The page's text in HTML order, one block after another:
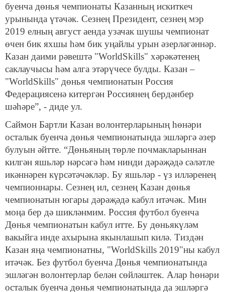
буенча дөнья чемпионаты Казанның искиткеч
урынында үтәчәк. Сезнең Президент, сезнең мэр
2019 елның август аенда узачак шушы чемпионат
өчен бик яхшы һәм бик уңайлы урын әзерләгәннәр.
Казан даими рәвештә "WorldSkills" хәрәкәтенең
саклаучысы һәм алга этәрүчесе булды. Казан –
"WorldSkills" дөнья чемпионатын Россия
Федерациясенә китергән Россиянең бердәнбер
шәһәре”, - диде ул.
Саймон Бартли Казан волонтерларының һөнәри
осталык буенча дөнья чемпионатында эшләргә әзер
булуын әйтте. “Дөньяның төрле почмакларыннан
килгән яшьләр нәрсәгә һәм нинди дәрәҗәдә сәләтле
икәннәрен күрсәтәчәкләр. Бу яшьләр - үз илләренең
чемпионнары. Сезнең ил, сезнең Казан дөнья
чемпионатын югары дәрәҗәдә кабул итәчәк. Мин
моңа бер дә шикләнмим. Россия футбол буенча
Дөнья чемпионатын кабул итте. Бу дөньякүләм
вакыйга инде ахырына якынлашып килә. Тиздән
Казан яңа чемпионатны, "WorldSkills 2019"ны кабул
итәчәк. Без футбол буенча Дөнья чемпионатында
эшләгән волонтерлар белән сөйләштек. Алар һөнәри
осталык буенча дөнья чемпионатында да эшләргә